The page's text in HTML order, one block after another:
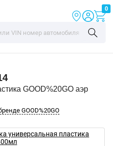
0
GOOD%20GO аэр
GOOD%20GO